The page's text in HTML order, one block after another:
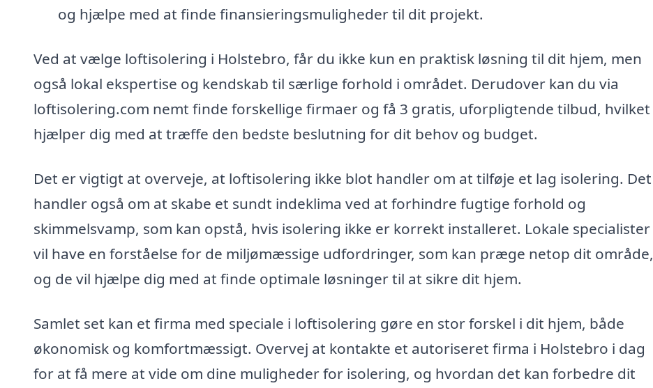
og hjælpe med at finde finansieringsmuligheder til dit projekt.
Ved at vælge loftisolering i Holstebro, får du ikke kun en praktisk løsning til dit hjem, men
også lokal ekspertise og kendskab til særlige forhold i området. Derudover kan du via
loftisolering.com nemt finde forskellige firmaer og få 3 gratis, uforpligtende tilbud, hvilket
hjælper dig med at træffe den bedste beslutning for dit behov og budget.
Det er vigtigt at overveje, at loftisolering ikke blot handler om at tilføje et lag isolering. Det
handler også om at skabe et sundt indeklima ved at forhindre fugtige forhold og
skimmelsvamp, som kan opstå, hvis isolering ikke er korrekt installeret. Lokale specialister
vil have en forståelse for de miljømæssige udfordringer, som kan præge netop dit område,
og de vil hjælpe dig med at finde optimale løsninger til at sikre dit hjem.
Samlet set kan et firma med speciale i loftisolering gøre en stor forskel i dit hjem, både
økonomisk og komfortmæssigt. Overvej at kontakte et autoriseret firma i Holstebro i dag
for at få mere at vide om dine muligheder for isolering, og hvordan det kan forbedre dit